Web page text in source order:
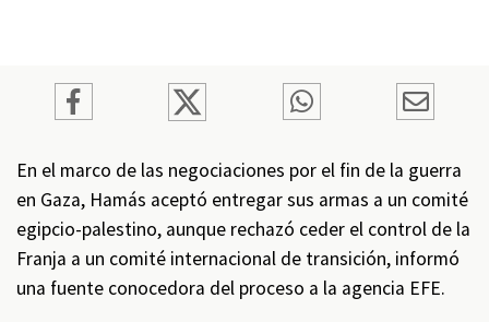
En el marco de las negociaciones por el fin de la guerra
en Gaza, Hamás aceptó entregar sus armas a un comité
egipcio-palestino, aunque rechazó ceder el control de la
Franja a un comité internacional de transición, informó
una fuente conocedora del proceso a la agencia EFE.